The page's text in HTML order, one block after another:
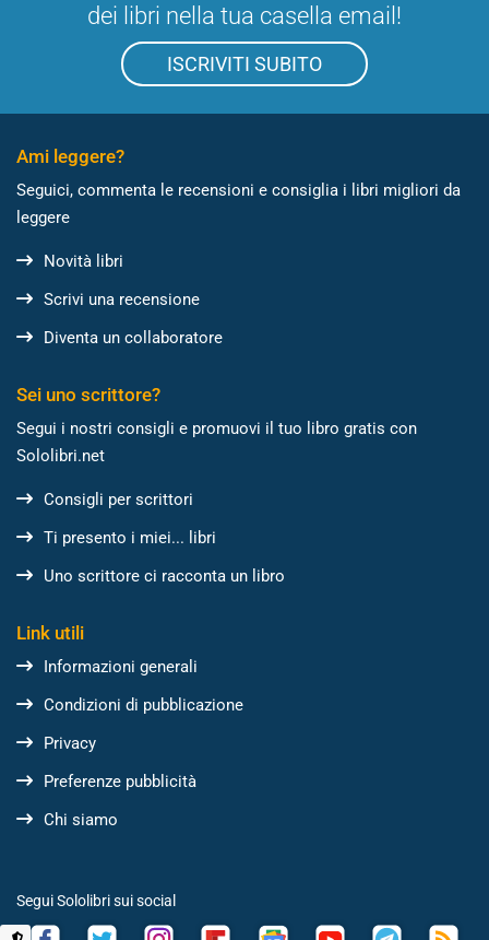
dei libri nella tua casella email!
ISCRIVITI SUBITO
Ami leggere?
Seguici, commenta le recensioni e consiglia i libri migliori da
leggere
Novità libri
Scrivi una recensione
Diventa un collaboratore
Sei uno scrittore?
Segui i nostri consigli e promuovi il tuo libro gratis con
Sololibri.net
Consigli per scrittori
Ti presento i miei... libri
Uno scrittore ci racconta un libro
Link utili
Informazioni generali
Condizioni di pubblicazione
Privacy
Preferenze pubblicità
Chi siamo
Segui Sololibri sui social